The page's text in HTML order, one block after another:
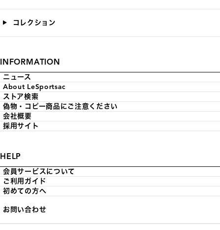
コレクション
INFORMATION
ニュース
About LeSportsac
ストア検索
偽物・コピー商品にご注意ください
会社概要
採用サイト
HELP
会員サービスについて
ご利用ガイド
初めての方へ
お問い合わせ